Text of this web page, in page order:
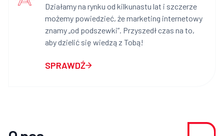
Działamy na rynku od kilkunastu lat i szczerze
możemy powiedzieć, że marketing internetowy
znamy „od podszewki”. Przyszedł czas na to,
aby dzielić się wiedzą z Tobą!
SPRAWDŹ